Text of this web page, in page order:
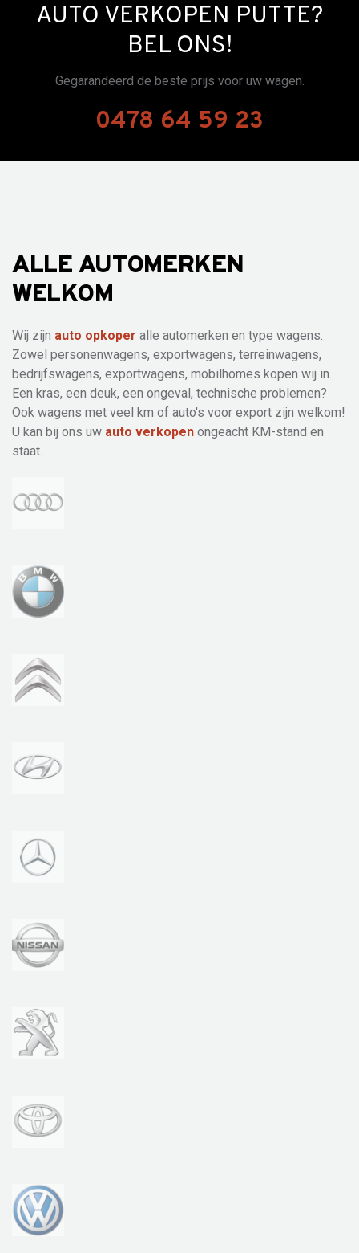
AUTO VERKOPEN PUTTE?
BEL ONS!
Gegarandeerd de beste prijs voor uw wagen.
0478 64 59 23
ALLE AUTOMERKEN
WELKOM
Wij zijn auto opkoper alle automerken en type wagens.
Zowel personenwagens, exportwagens, terreinwagens,
bedrijfswagens, exportwagens, mobilhomes kopen wij in.
Een kras, een deuk, een ongeval, technische problemen?
Ook wagens met veel km of auto's voor export zijn welkom!
U kan bij ons uw auto verkopen ongeacht KM-stand en
staat.